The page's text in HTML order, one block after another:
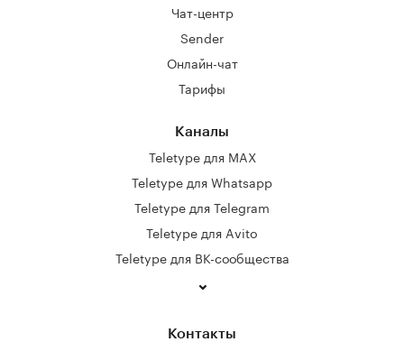
Чат-центр
Sender
Онлайн-чат
Тарифы
Каналы
Teletype для MAX
Teletype для Whatsapp
Teletype для Telegram
Teletype для Avito
Teletype для ВК-сообщества
Контакты